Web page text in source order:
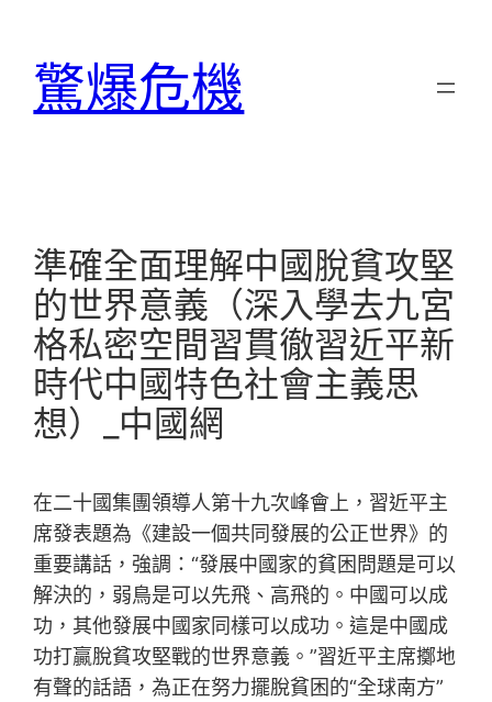
驚爆危機
準確全面理解中國脫貧攻堅
的世界意義（深入學去九宮
格私密空間習貫徹習近平新
時代中國特色社會主義思
想）_中國網
在二十國集團領導人第十九次峰會上，習近平主
席發表題為《建設一個共同發展的公正世界》的
重要講話，強調：“發展中國家的貧困問題是可以
解決的，弱鳥是可以先飛、高飛的。中國可以成
功，其他發展中國家同樣可以成功。這是中國成
功打贏脫貧攻堅戰的世界意義。”習近平主席擲地
有聲的話語，為正在努力擺脫貧困的“全球南方”